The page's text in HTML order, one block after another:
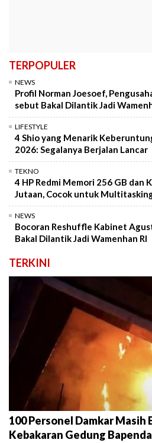
TERPOPULER
NEWS
Profil Norman Joesoef,
sebut Bakal Dilantik Jadi
LIFESTYLE
4 Shio yang Menarik
2026: Segalanya Berjalan Lancar
TEKNO
4 HP Redmi Memori 256 GB dan
Jutaan, Cocok untuk
NEWS
Bocoran Reshuffle Kabinet
Bakal Dilantik Jadi Wamenhan RI
TERKINI
100 Personel Damkar Masih
Kebakaran Gedung